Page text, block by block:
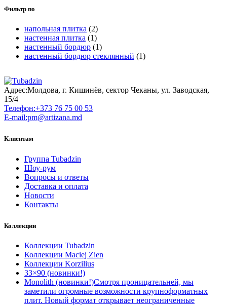
Фильтр по
напольная плитка (2)
настенная плитка (1)
настенный бордюр (1)
настенный бордюр стеклянный (1)
Адрес:Молдова, г. Кишинёв, сектор Чеканы, ул. Заводская,
15/4
Телефон:+373 76 75 00 53
E-mail:pm@artizana.md
Клиентам
Группа Tubadzin
Шоу-рум
Вопросы и ответы
Доставка и оплата
Новости
Контакты
Коллекции
Коллекции Tubadzin
Коллекции Maciej Zien
Коллекции Korzilius
33×90 (новинки!)
Monolith (новинки!)Смотря проницательней, мы
заметили огромные возможности крупноформатных
плит. Новый формат открывает неограниченные